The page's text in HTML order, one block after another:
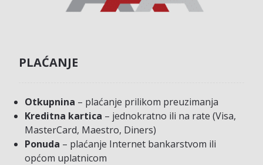
PLAĆANJE
Otkupnina – plaćanje prilikom preuzimanja
Kreditna kartica – jednokratno ili na rate (Visa,
MasterCard, Maestro, Diners)
Ponuda – plaćanje Internet bankarstvom ili
općom uplatnicom